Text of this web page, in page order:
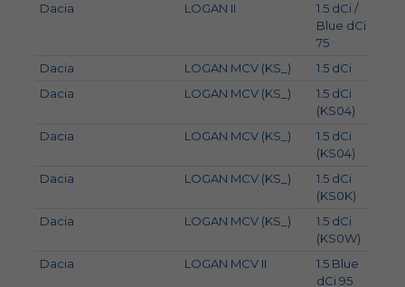
Dacia
LOGAN II
1.5 dCi /
Blue dCi
75
Dacia LOGAN MCV (KS_) 1.5 dCi
Dacia
LOGAN MCV (KS_)
1.5 dCi
(KS04)
Dacia LOGAN MCV (KS_)
1.5 dCi
(KS04)
Dacia LOGAN MCV (KS_)
1.5 dCi
(KS0K)
Dacia LOGAN MCV (KS_)
1.5 dCi
(KS0W)
Dacia LOGAN MCV II
1.5 Blue
dCi 95